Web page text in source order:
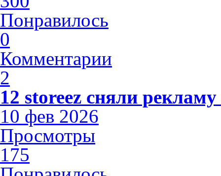
Понравилось
0
Комментарии
2
12 storeez сняли
10 фев 2026
Просмотры
175